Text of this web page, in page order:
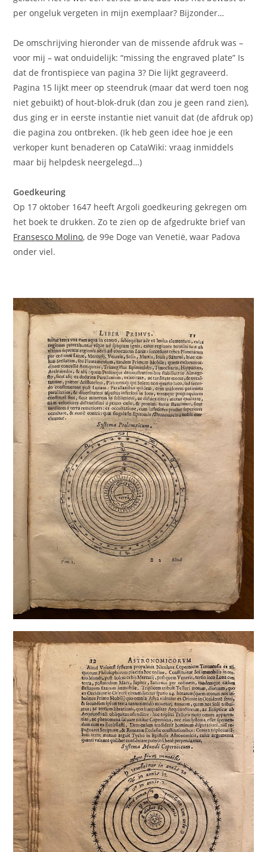
per ongeluk vergeten in mijn exemplaar? Bijzonder…
De omschrijving hieronder van de missende afdruk was –
voor mij – wat onduidelijk: “missing the engraved plate” Is
dat de frontispiece van pagina 3? Die lijkt gegraveerd.
Pagina 15 lijkt meer op steendruk (maar dat werd toen nog
niet gebuikt) of hout-blok-druk (dan zou je geen rand zien),
dus ging er in eerste instantie niet vanuit dat (de afdruk op)
die pagina zou ontbreken. (Ik heb geen idee hoe je een
verkoper kunt benaderen op CataWiki: vraag inmiddels
maar bij helpdesk neergelegd…)
Goedkeuring
Op 17 oktober 1647 heeft Argoli goedkeuring gekregen om
het boek te drukken. Zo te zien op de afgedrukte brief van
Fransesco Molino, de 99e Doge van Venetië, waar Padova
onder viel.